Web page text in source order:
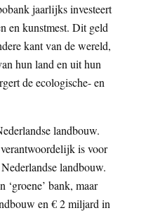
jaarlijks investeert
en kunstmest. Dit geld
kant van de wereld,
hun land en uit hun
de ecologische- en
landbouw.
is voor
landbouw.
‘groene’ bank, maar
en € 2 miljard in